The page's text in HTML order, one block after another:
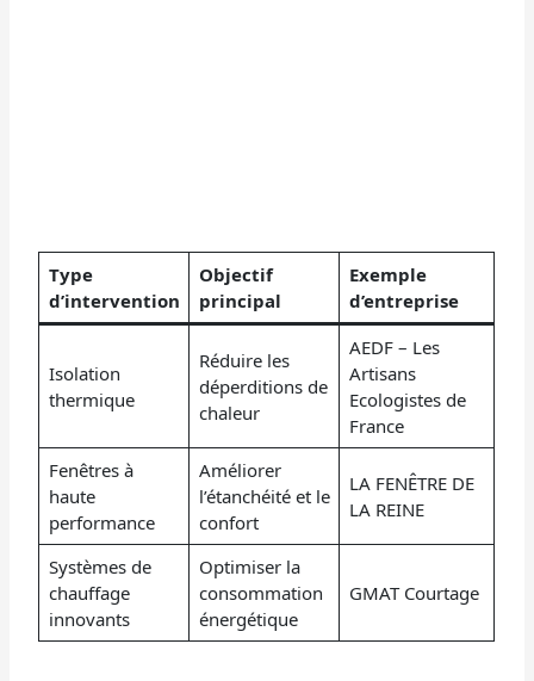
Type
d’intervention
Objectif
principal
Exemple
d’entreprise
Isolation
thermique
Réduire les
déperditions de
chaleur
AEDF – Les
Artisans
Ecologistes de
France
Fenêtres à
haute
performance
Améliorer
l’étanchéité et le
confort
LA FENÊTRE DE
LA REINE
Systèmes de
chauffage
innovants
Optimiser la
consommation
énergétique
GMAT Courtage